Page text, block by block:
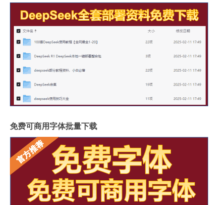
免费可商用字体批量下载